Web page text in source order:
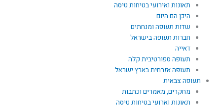
תאונות ואירועי בטיחות טיסה
היכן הם היום
שדות תעופה ומנחתים
חברות תעופה בישראל
דאייה
תעופה ספורטיבית קלה
תעופה אזרחית בארץ ישראל
תעופה צבאית
מחקרים, מאמרים וכתבות
תאונות וארועי בטיחות טיסה